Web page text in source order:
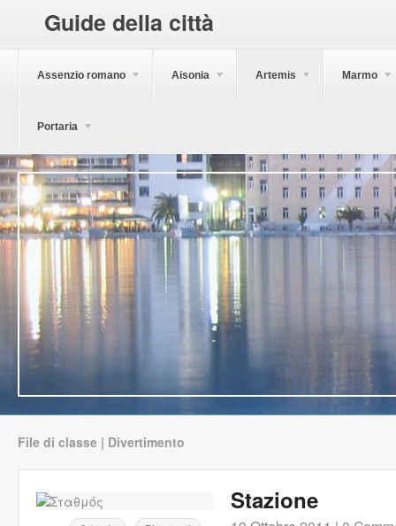
Guide della città
Assenzio romano Aisonia Artemis Marmo
Portaria
File di classe | Divertimento
Stazione